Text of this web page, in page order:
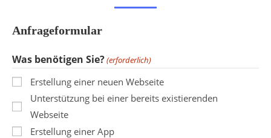
Anfrageformular
Was benötigen Sie?(erforderlich)
Erstellung einer neuen Webseite
Unterstützung bei einer bereits existierenden
Webseite
Erstellung einer App